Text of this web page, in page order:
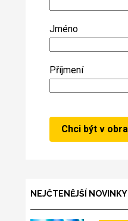
Jméno
Příjmení
NEJČTENĚJŠÍ NOVINKY